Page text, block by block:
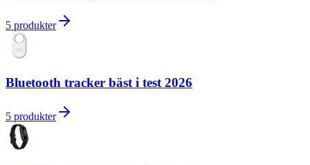
5 produkter
Bluetooth tracker bäst i test 2026
5 produkter